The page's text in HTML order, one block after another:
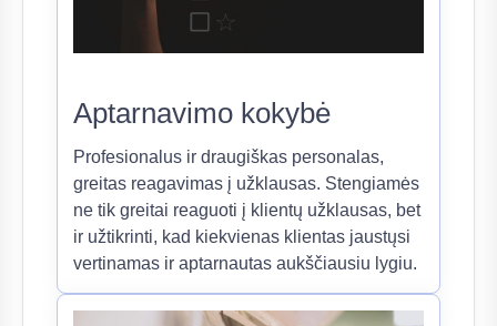
Aptarnavimo kokybė
Profesionalus ir draugiškas personalas,
greitas reagavimas į užklausas. Stengiamės
ne tik greitai reaguoti į klientų užklausas, bet
ir užtikrinti, kad kiekvienas klientas jaustųsi
vertinamas ir aptarnautas aukščiausiu lygiu.